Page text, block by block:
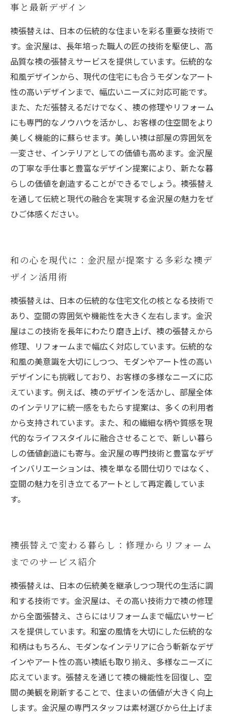
事と最新デザイン
襖張替えは、日本の伝統的な住まいを彩る重要な技術で
す。金沢屋は、長年培った職人の匠の技術を駆使し、高
品質な襖の張替えサービスを提供しています。伝統的な
和風デザインから、現代の住宅にも合うモダンなアート
性の高いデザインまで、幅広いニーズに対応可能です。
また、ただ張替えるだけでなく、襖の修理やリフォーム
にも専門的なノウハウを活かし、お客様の住空間をより
美しく機能的に蘇らせます。美しい襖は部屋の雰囲気を
一変させ、インテリアとしての価値も高めます。金沢屋
の丁寧な手仕事と豊富なデザイン提案により、新たな暮
らしの価値を創造することができるでしょう。襖張替え
を通して伝統と現代の融合を実現する金沢屋の魅力をぜ
ひご体感ください。
和の心を現代に：金沢屋が提案する多彩な襖デ
ザイン活用術
襖張替えは、日本の伝統的な住宅文化の核となる技術で
あり、空間の雰囲気や機能性を大きく左右します。金沢
屋はこの技術を長年にわたり磨き上げ、襖の張替えから
修理、リフォームまで幅広く対応しています。伝統的な
和風の美意識を大切にしつつ、モダンやアート性の高い
デザインにも挑戦しており、お客様の多様なニーズに応
えています。例えば、襖のデザインを活かし、部屋全体
のインテリアに統一感をもたらす提案は、多くの利用者
から支持されています。また、和の繊細な柄や質感を現
代的なライフスタイルに融合させることで、新しい暮ら
しの価値創造にも寄与。金沢屋の専門技術と豊富なデザ
インバリエーションは、襖を単なる間仕切りではなく、
空間の魅力を引き立てるアートとして再定義していま
す。
襖張替えで変わる暮らし：修理からリフォーム
までのサービス紹介
襖張替えは、日本の伝統美を継承しつつ現代の生活に調
和する技術です。金沢屋は、その高い技術力で襖の修理
から全面張替え、さらにはリフォームまで幅広いサービ
スを提供しています。和室の風情を大切にした伝統的な
和柄はもちろん、モダンなインテリアに合う斬新なデザ
インやアート性の高い襖紙も取り揃え、多様なニーズに
応えています。張替えを通じて襖の機能性を回復し、空
間の美観を刷新することで、住まいの価値が大きく向上
します。金沢屋の専門スタッフは素材選びから仕上げま